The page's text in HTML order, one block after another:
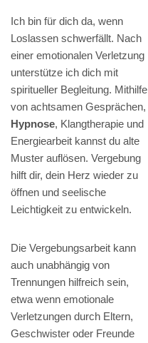
Ich bin für dich da, wenn
Loslassen schwerfällt. Nach
einer emotionalen Verletzung
unterstütze ich dich mit
spiritueller Begleitung. Mithilfe
von achtsamen Gesprächen,
Hypnose, Klangtherapie und
Energiearbeit kannst du alte
Muster auflösen. Vergebung
hilft dir, dein Herz wieder zu
öffnen und seelische
Leichtigkeit zu entwickeln.
Die Vergebungsarbeit kann
auch unabhängig von
Trennungen hilfreich sein,
etwa wenn emotionale
Verletzungen durch Eltern,
Geschwister oder Freunde